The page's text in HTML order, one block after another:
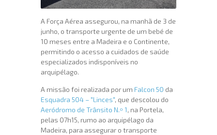
A Força Aérea assegurou, na manhã de 3 de
junho, o transporte urgente de um bebé de
10 meses entre a Madeira e o Continente,
permitindo o acesso a cuidados de saúde
especializados indisponíveis no
arquipélago.
A missão foi realizada por um Falcon 50 da
Esquadra 504 – "Linces", que descolou do
Aeródromo de Trânsito N.º 1, na Portela,
pelas 07h15, rumo ao arquipélago da
Madeira, para assegurar o transporte